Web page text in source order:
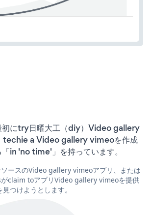
初にtry日曜大工（diy）Video gallery
techie a Video gallery vimeoを作成
in 'no time'」を持っています。
ースのVideo gallery vimeoアプリ、または
claim toアプリVideo gallery vimeoを提供
つけようとします。